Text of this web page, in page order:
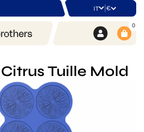
IT | €
0
Tuille Mold